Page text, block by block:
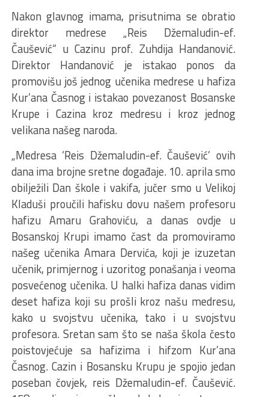
Nakon glavnog imama, prisutnima se obratio
direktor medrese „Reis Džemaludin-ef.
Čaušević“ u Cazinu prof. Zuhdija Handanović.
Direktor Handanović je istakao ponos da
promovišu još jednog učenika medrese u hafiza
Kur’ana Časnog i istakao povezanost Bosanske
Krupe i Cazina kroz medresu i kroz jednog
velikana našeg naroda.
„Medresa ‘Reis Džemaludin-ef. Čaušević’ ovih
dana ima brojne sretne događaje. 10. aprila smo
obilježili Dan škole i vakifa, jučer smo u Velikoj
Kladuši proučili hafisku dovu našem profesoru
hafizu Amaru Grahoviću, a danas ovdje u
Bosanskoj Krupi imamo čast da promoviramo
našeg učenika Amara Dervića, koji je izuzetan
učenik, primjernog i uzoritog ponašanja i veoma
posvećenog učenika. U halki hafiza danas vidim
deset hafiza koji su prošli kroz našu medresu,
kako u svojstvu učenika, tako i u svojstvu
profesora. Sretan sam što se naša škola često
poistovjećuje sa hafizima i hifzom Kur’ana
Časnog. Cazin i Bosansku Krupu je spojio jedan
poseban čovjek, reis Džemaludin-ef. Čaušević.